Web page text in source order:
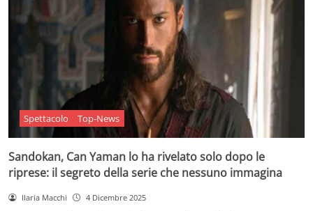
Spettacolo Top-News
Sandokan, Can Yaman lo ha rivelato solo dopo le
riprese: il segreto della serie che nessuno immagina
Ilaria Macchi 4 Dicembre 2025